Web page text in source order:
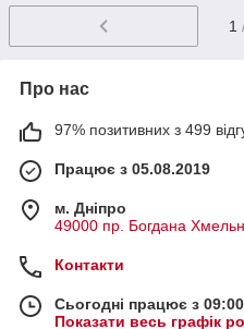
1
Про нас
97% позитивних з 499
Працює з 05.08.2019
м. Дніпро
49000 пр. Богдана
Контакти
Сьогодні працює з
Показати весь графік